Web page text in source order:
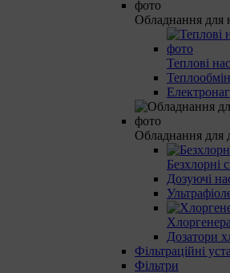
Обладнання для
Теплові
Обладнання для
Безхлорні
Дозуючі
Дозатори
Фільтраційні
Фільтри